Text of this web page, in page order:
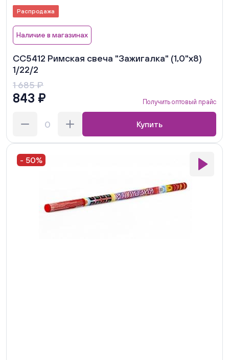
Распродажа
Наличие в магазинах
СС5412 Римская свеча "Зажигалка" (1,0"х8)
1/22/2
843 ₽
1 685 ₽
Получить оптовый прайс
Купить
- 50%